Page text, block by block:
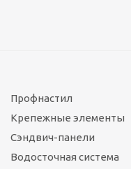
Профнастил
Крепежные элементы
Сэндвич-панели
Водосточная система